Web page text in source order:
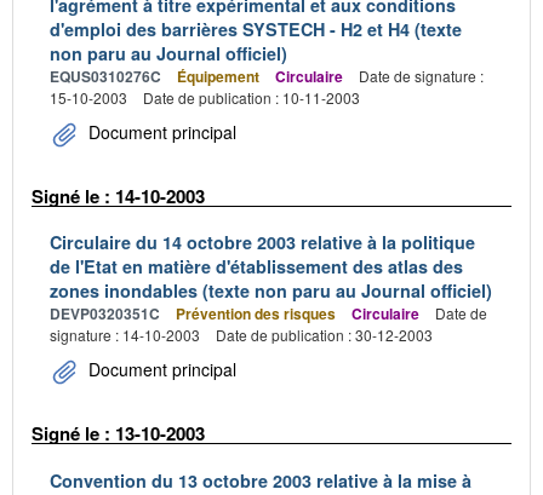
d'emploi des barrières SYSTECH - H2 et H4 (texte
non paru au Journal officiel)
EQUS0310276C Équipement Circulaire
Date de signature :
15-10-2003
Date de publication : 10-11-2003
Document principal
Signé le : 14-10-2003
Circulaire du 14 octobre 2003 relative à la politique
de l'Etat en matière d'établissement des atlas des
zones inondables (texte non paru au Journal officiel)
DEVP0320351C Prévention des risques Circulaire
Date de
signature : 14-10-2003
Date de publication : 30-12-2003
Document principal
Signé le : 13-10-2003
Convention du 13 octobre 2003 relative à la mise à